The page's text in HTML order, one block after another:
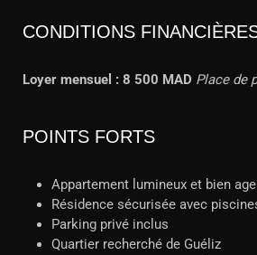
CONDITIONS
Loyer mensuel : 8 500 MAD Place de
POINTS FORTS
Appartement lumineux et bien
Résidence sécurisée avec
Parking privé inclus
Quartier recherché de Guéliz